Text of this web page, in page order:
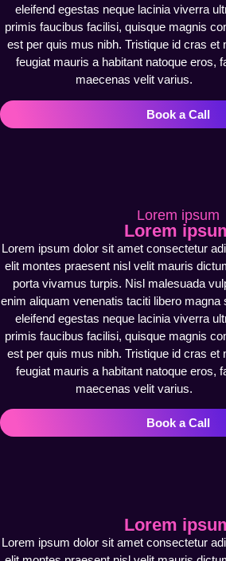
eleifend egestas neque lacinia viverra
primis faucibus facilisi, quisque magnis
est per quis mus nibh. Tristique id cras et
feugiat mauris a habitant natoque eros,
maecenas velit varius.
Book a Call
Lorem ipsum
Lorem
Lorem ipsum dolor sit amet consectetur
elit montes praesent nisl velit mauris
porta vivamus turpis. Nisl malesuada
enim aliquam venenatis taciti libero magna
eleifend egestas neque lacinia viverra
primis faucibus facilisi, quisque magnis
est per quis mus nibh. Tristique id cras et
feugiat mauris a habitant natoque eros,
maecenas velit varius.
Book a Call
Lorem
Lorem ipsum dolor sit amet consectetur